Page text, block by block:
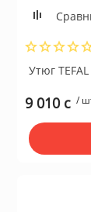
Утюг
9 010 c /